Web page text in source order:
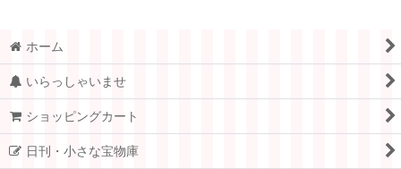
ホーム
いらっしゃいませ
ショッピングカート
日刊・小さな宝物庫